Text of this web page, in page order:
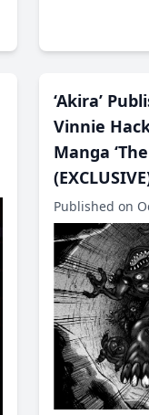
‘Akira’
Vinnie
Manga
Published on